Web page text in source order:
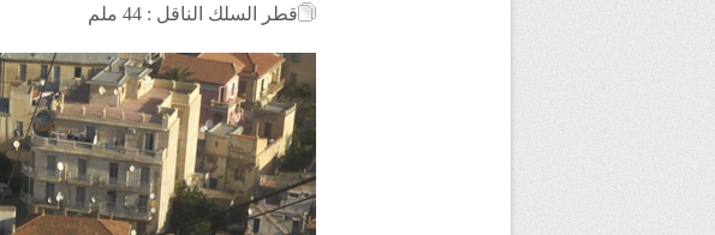
قطر السلك الناقل : 44 ملم